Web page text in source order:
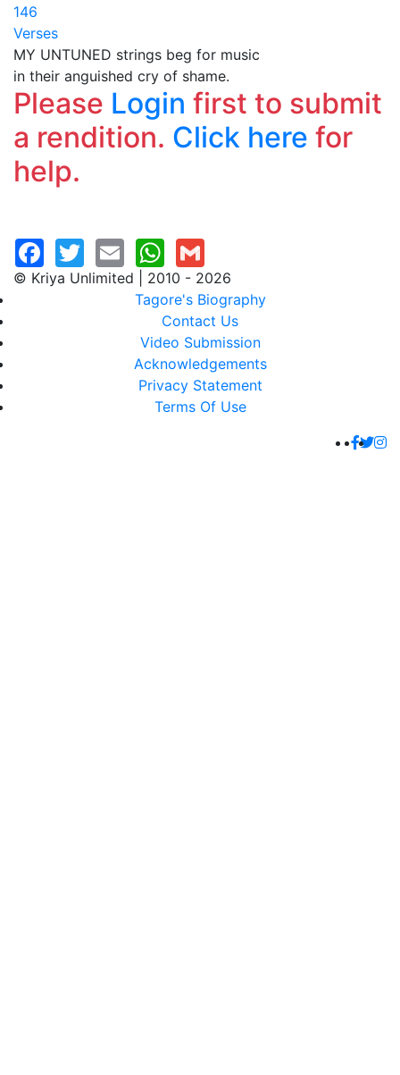
146
Verses
MY UNTUNED strings beg for music
in their anguished cry of shame.
Please Login first to submit
a rendition. Click here for
help.
© Kriya Unlimited | 2010 - 2026
Tagore's Biography
Contact Us
Video Submission
Acknowledgements
Privacy Statement
Terms Of Use